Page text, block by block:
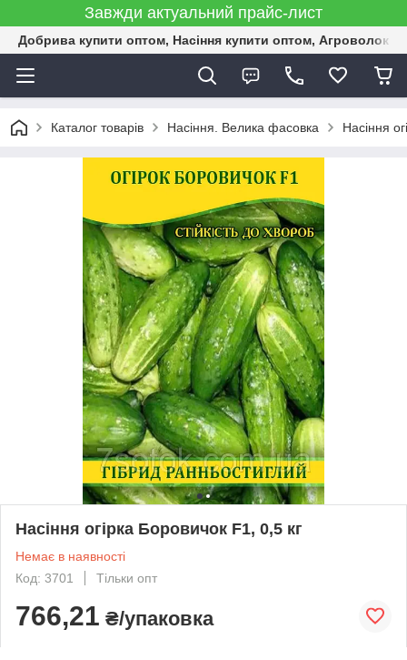
Завжди актуальний прайс-лист
Добрива купити оптом, Насіння купити оптом,
Каталог товарів Насіння. Велика фасовка Насіння
Насіння огірка Боровичок F1, 0,5 кг
Немає в наявності
Код: 3701
Тільки опт
766,21 ₴/упаковка